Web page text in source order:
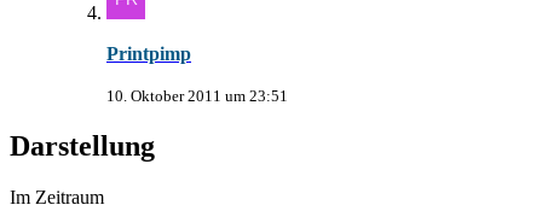
Printpimp
10. Oktober 2011 um 23:51
Darstellung
Im Zeitraum